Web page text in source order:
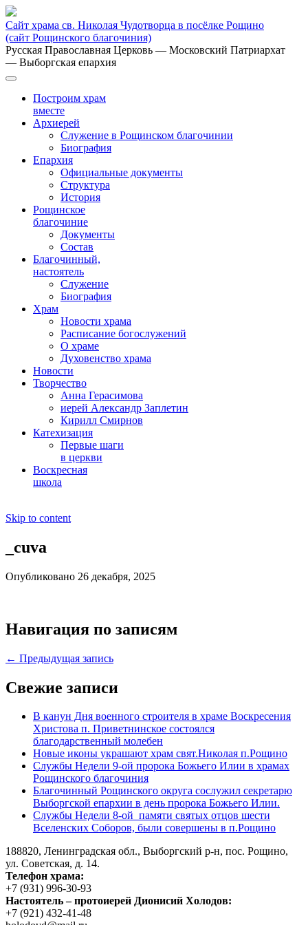
Сайт храма св. Николая Чудотворца в посёлке Рощино
(сайт Рощинского благочиния)
Русская Православная Церковь — Московский Патриархат
— Выборгская епархия
Построим храм
вместе
Архиерей
Служение в Рощинском благочинии
Биография
Епархия
Официальные документы
Структура
История
Рощинское
благочиние
Документы
Состав
Благочинный,
настоятель
Служение
Биография
Храм
Новости храма
Расписание богослужений
О храме
Духовенство храма
Новости
Творчество
Анна Герасимова
иерей Александр Заплетин
Кирилл Смирнов
Катехизация
Первые шаги
в церкви
Воскресная
школа
Skip to content
_cuva
Опубликовано 26 декабря, 2025
Навигация по записям
← Предыдущая запись
Свежие записи
В канун Дня военного строителя в храме Воскресения
Христова п. Приветнинское состоялся
благодарственный молебен
Новые иконы украшают храм свят.Николая п.Рощино
Службы Недели 9-ой пророка Божьего Илии в храмах
Рощинского благочиния
Благочинный Рощинского округа сослужил секретарю
Выборгской епархии в день пророка Божьего Илии.
Службы Недели 8-ой памяти святых отцов шести
Вселенских Соборов, были совершены в п.Рощино
188820, Ленинградская обл., Выборгский р-н, пос. Рощино,
ул. Советская, д. 14.
Телефон храма:
+7 (931) 996-30-93
Настоятель – протоиерей Дионисий Холодов:
+7 (921) 432-41-48